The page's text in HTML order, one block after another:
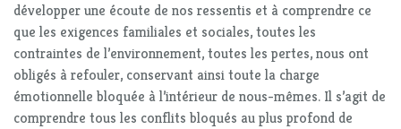
développer une écoute de nos ressentis et à comprendre ce
que les exigences familiales et sociales, toutes les
contraintes de l’environnement, toutes les pertes, nous ont
obligés à refouler, conservant ainsi toute la charge
émotionnelle bloquée à l’intérieur de nous-mêmes. Il s’agit de
comprendre tous les conflits bloqués au plus profond de